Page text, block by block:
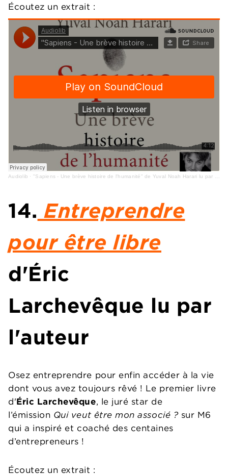
Écoutez un extrait :
Audiolib · "Sapiens - Une brève histoire de l'humanité" de Yuval Noah Harari lu par Philippe Sollier
14. Entreprendre
pour être libre
d'Éric
Larchevêque lu par
l'auteur
Osez entreprendre pour enfin accéder à la vie
dont vous avez toujours rêvé ! Le premier livre
d'Éric Larchevêque, le juré star de
l’émission Qui veut être mon associé ? sur M6
qui a inspiré et coaché des centaines
d’entrepreneurs !
Écoutez un extrait :